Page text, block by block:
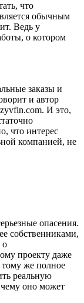
что
обычным
Ведь у
о котором
заказы и
и автор
И это,
что интерес
компанией, не
опасения.
собственниками,
о
проекту даже
же полное
реальную
чему оно может